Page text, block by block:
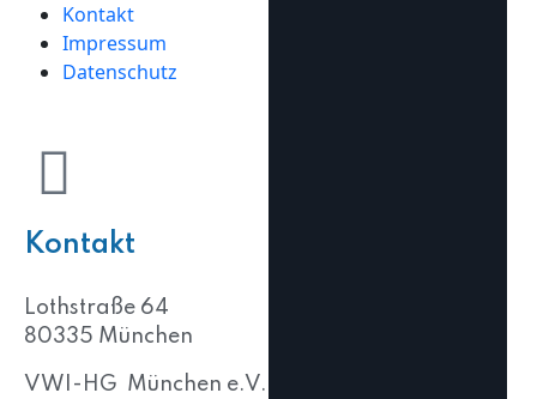
Kontakt
Impressum
Datenschutz
Kontakt
Lothstraße 64
80335 München
VWI-HG München e.V.